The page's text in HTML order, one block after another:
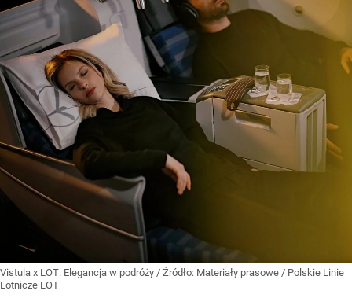
Vistula x LOT: Elegancja w podróży / Źródło: Materiały prasowe / Polskie Linie
Lotnicze LOT